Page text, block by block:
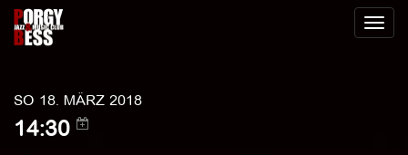
Toggle
SO 18. MÄRZ 2018
14:30